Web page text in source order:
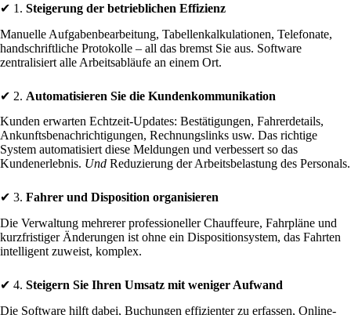
✔ 1. Steigerung der betrieblichen Effizienz
Manuelle Aufgabenbearbeitung, Tabellenkalkulationen, Telefonate,
handschriftliche Protokolle – all das bremst Sie aus. Software
zentralisiert alle Arbeitsabläufe an einem Ort.
✔ 2. Automatisieren Sie die Kundenkommunikation
Kunden erwarten Echtzeit-Updates: Bestätigungen, Fahrerdetails,
Ankunftsbenachrichtigungen, Rechnungslinks usw. Das richtige
System automatisiert diese Meldungen und verbessert so das
Kundenerlebnis. Und Reduzierung der Arbeitsbelastung des Personals.
✔ 3. Fahrer und Disposition organisieren
Die Verwaltung mehrerer professioneller Chauffeure, Fahrpläne und
kurzfristiger Änderungen ist ohne ein Dispositionsystem, das Fahrten
intelligent zuweist, komplex.
✔ 4. Steigern Sie Ihren Umsatz mit weniger Aufwand
Die Software hilft dabei, Buchungen effizienter zu erfassen, Online-